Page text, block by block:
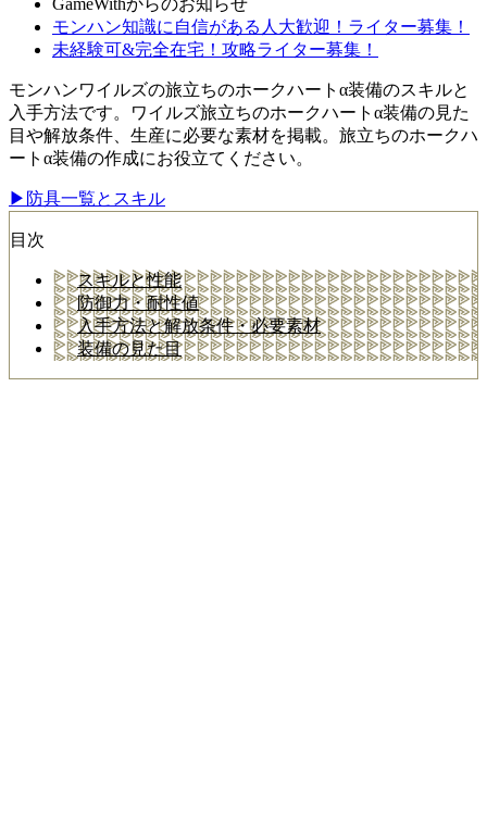
モンハン知識に自信がある人大歓迎！ライター募集！
未経験可&完全在宅！攻略ライター募集！
モンハンワイルズの旅立ちのホークハートα装備のスキルと
入手方法です。ワイルズ旅立ちのホークハートα装備の見た
目や解放条件、生産に必要な素材を掲載。旅立ちのホークハ
ートα装備の作成にお役立てください。
▶防具一覧とスキル
目次
スキルと性能
防御力・耐性値
入手方法と解放条件・必要素材
装備の見た目